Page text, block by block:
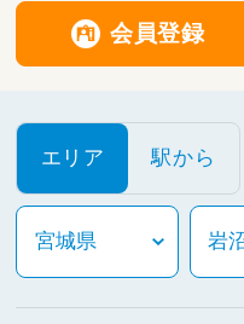
会員登録
エリア 駅から